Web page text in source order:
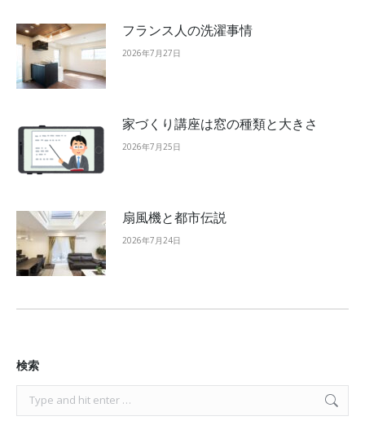
フランス人の洗濯事情
2026年7月27日
家づくり講座は窓の種類と大きさ
2026年7月25日
扇風機と都市伝説
2026年7月24日
検索
Search: